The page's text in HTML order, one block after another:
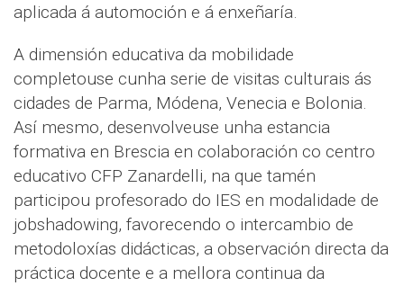
aplicada á automoción e á enxeñaría.
A dimensión educativa da mobilidade
completouse cunha serie de visitas culturais ás
cidades de Parma, Módena, Venecia e Bolonia.
Así mesmo, desenvolveuse unha estancia
formativa en Brescia en colaboración co centro
educativo CFP Zanardelli, na que tamén
participou profesorado do IES en modalidade de
jobshadowing, favorecendo o intercambio de
metodoloxías didácticas, a observación directa da
práctica docente e a mellora continua da